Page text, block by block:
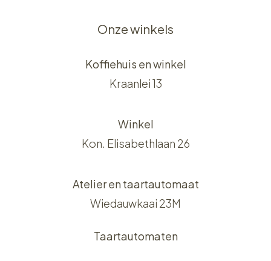
Onze winkels
Koffiehuis en winkel
Kraanlei 13
Winkel
Kon. Elisabethlaan 26
Atelier en taartautomaat
Wiedauwkaai 23M
Taartautomaten